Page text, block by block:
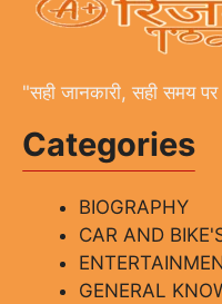
"सही जानकारी, सही समय
Categories
BIOGRAPHY
CAR AND
GENERAL